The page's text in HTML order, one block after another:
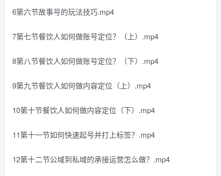
6第六节故事号的玩法技巧.mp4
7第七节餐饮人如何做账号定位？（上）.mp4
8第八节餐饮人如何做账号定位？（下）.mp4
9第九节餐饮人如何做内容定位（上）.mp4
10第十节餐饮人如何做内容定位（下）.mp4
11第十一节如何快速起号并打上标签？.mp4
12第十二节公域到私域的承接运营怎么做？.mp4